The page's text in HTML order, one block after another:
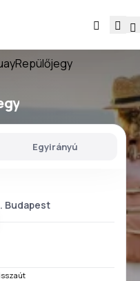
Repülőjegy
Egyirányú